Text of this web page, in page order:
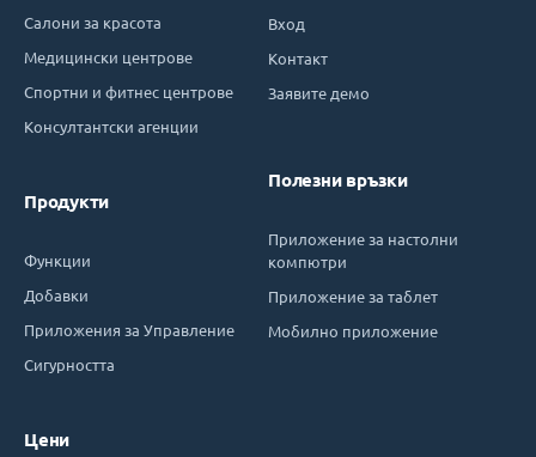
Салони за красота
Медицински центрове
Спортни и фитнес центрове
Консултантски агенции
Продукти
Функции
Добавки
Приложения за Управление
Сигурността
Цени
Вход
Контакт
Заявите демо
Полезни връзки
Приложение за настолни
компютри
Приложение за таблет
Мобилно приложение